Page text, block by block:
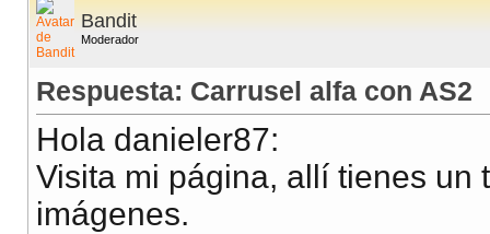
Bandit
Moderador
Respuesta: Carrusel alfa con AS2
Hola danieler87:
Visita mi página, allí tienes un
imágenes.